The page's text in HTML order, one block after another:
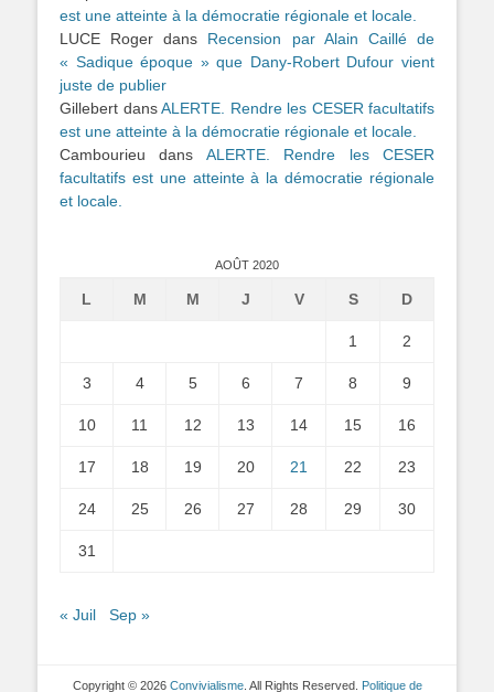
est une atteinte à la démocratie régionale et locale.
LUCE Roger dans Recension par Alain Caillé de
« Sadique époque » que Dany-Robert Dufour vient
juste de publier
Gillebert dansALERTE. Rendre les CESER facultatifs
est une atteinte à la démocratie régionale et locale.
Cambourieu dans ALERTE. Rendre les CESER
facultatifs est une atteinte à la démocratie régionale
et locale.
AOÛT 2020
L M M J V S D
1 2
3 4 5 6 7 8 9
10 11 12 13 14 15 16
17 18 19 20 21 22 23
24 25 26 27 28 29 30
31
« Juil Sep »
Copyright © 2026 Convivialisme. All Rights Reserved. Politique de